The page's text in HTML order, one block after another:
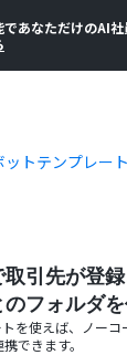
あなただけのAI社
ットテンプレート
引先が登
フォルダ
を使えば、ノーコ
できます。